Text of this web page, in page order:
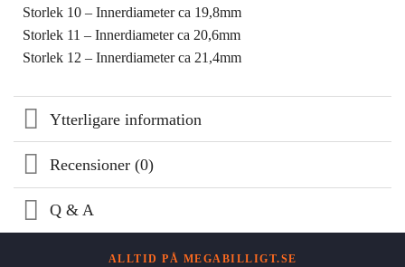
Storlek 10 – Innerdiameter ca 19,8mm
Storlek 11 – Innerdiameter ca 20,6mm
Storlek 12 – Innerdiameter ca 21,4mm
Ytterligare information
Recensioner (0)
Q & A
ALLTID PÅ MEGABILLIGT.SE